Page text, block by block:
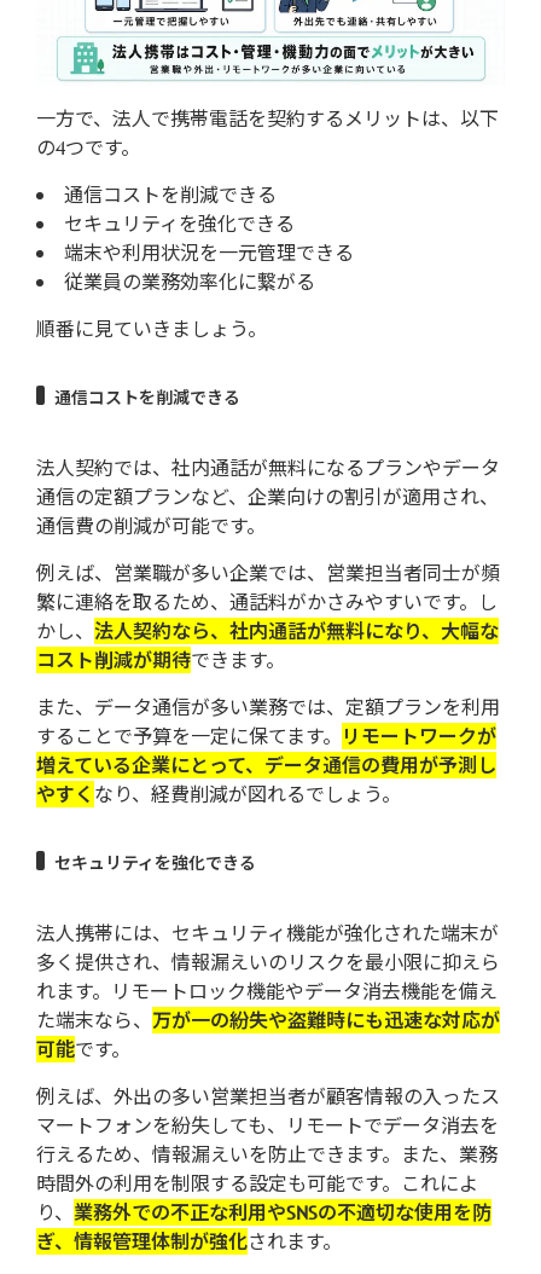
一方で、法人で携帯電話を契約するメリットは、以下
の4つです。
通信コストを削減できる
セキュリティを強化できる
端末や利用状況を一元管理できる
従業員の業務効率化に繋がる
順番に見ていきましょう。
通信コストを削減できる
法人契約では、社内通話が無料になるプランやデータ
通信の定額プランなど、企業向けの割引が適用され、
通信費の削減が可能です。
例えば、営業職が多い企業では、営業担当者同士が頻
繁に連絡を取るため、通話料がかさみやすいです。し
かし、 法人契約なら、社内通話が無料になり、大幅な
コスト削減が期待できます。
また、データ通信が多い業務では、定額プランを利用
することで予算を一定に保てます。 リモートワークが
増えている企業にとって、データ通信の費用が予測し
やすく なり、経費削減が図れるでしょう。
セキュリティを強化できる
法人携帯には、セキュリティ機能が強化された端末が
多く提供され、情報漏えいのリスクを最小限に抑えら
れます。リモートロック機能やデータ消去機能を備え
た端末なら、 万が一の紛失や盗難時にも迅速な対応が
可能です。
例えば、外出の多い営業担当者が顧客情報の入ったス
マートフォンを紛失しても、リモートでデータ消去を
行えるため、情報漏えいを防止できます。また、業務
時間外の利用を制限する設定も可能です。これによ
り、 業務外での不正な利用やSNSの不適切な使用を防
ぎ、情報管理体制が強化されます。